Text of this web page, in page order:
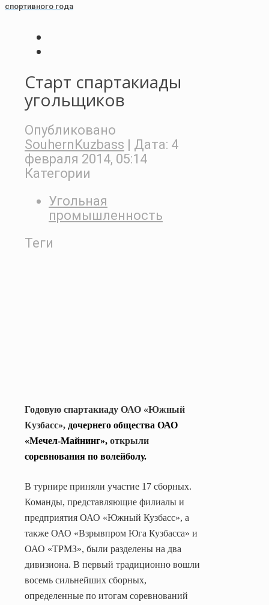
спортивного года
Старт спартакиады
угольщиков
Опубликовано
SouhernKuzbass | Дата: 4
февраля 2014, 05:14
Категории
Угольная
промышленность
Теги
Годовую спартакиаду ОАО «Южный
Кузбасс», дочернего общества ОАО
«Мечел-Майнинг», открыли
соревнования по волейболу.
В турнире приняли участие 17 сборных.
Команды, представляющие филиалы и
предприятия ОАО «Южный Кузбасс», а
также ОАО «Взрывпром Юга Кузбасса» и
ОАО «ТРМЗ», были разделены на два
дивизиона. В первый традиционно вошли
восемь сильнейших сборных,
определенные по итогам соревнований